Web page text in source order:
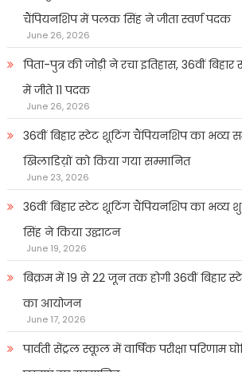
चैंपियनशिप में पलक सिंह ने जीता स्वर्ण पदक
June 26, 2026
पिता-पुत्र की जोड़ी ने रचा इतिहास, 36वीं
में जीते 11 पदक
June 26, 2026
36वीं बिहार स्टेट शूटिंग चैंपियनशिप का भव्य
खिलाडिय़ों को किया गया सम्मानित
June 23, 2026
36वीं बिहार स्टेट शूटिंग चैंपियनशिप का भव्य
सिंह ने किया उद्घाटन
June 19, 2026
बिक्रम में 19 से 22 जून तक होगी 36वीं बिहार
का आयोजन
June 17, 2026
पार्वती सेंट्रल स्कूल में वार्षिक परीक्षा परिणाम